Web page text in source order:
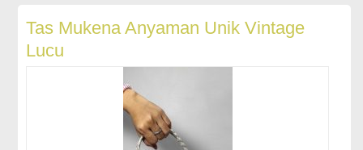
Tas Mukena Anyaman Unik Vintage
Lucu